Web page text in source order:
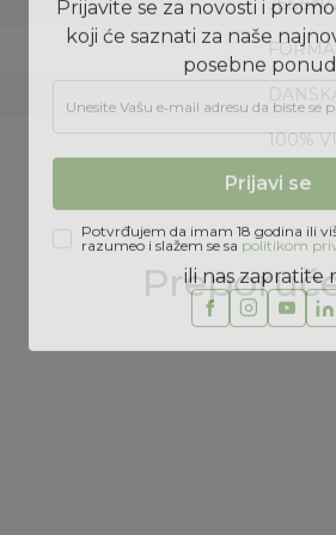
100%
Prijava na
Prijavite se za novosti i
koji će saznati za naše
posebne
Prijavi se